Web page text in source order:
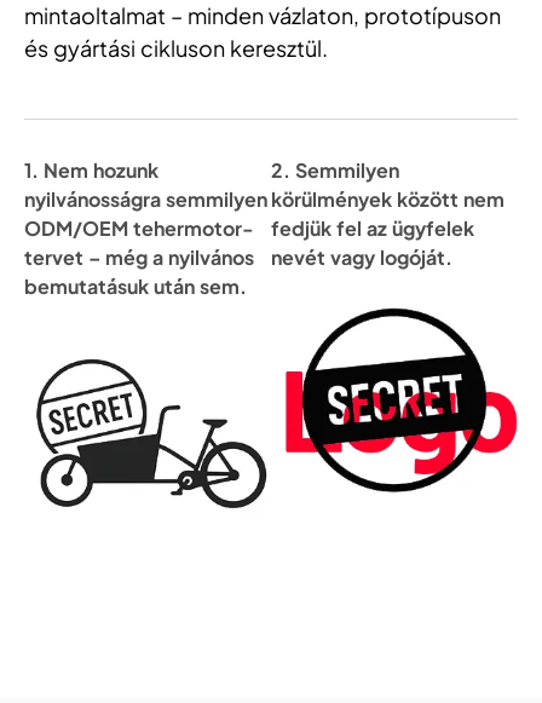
mintaoltalmat – minden vázlaton, prototípuson
és gyártási cikluson keresztül.
1. Nem hozunk
nyilvánosságra semmilyen
ODM/OEM tehermotor-
tervet – még a nyilvános
bemutatásuk után sem.
2. Semmilyen
körülmények között nem
fedjük fel az ügyfelek
nevét vagy logóját.